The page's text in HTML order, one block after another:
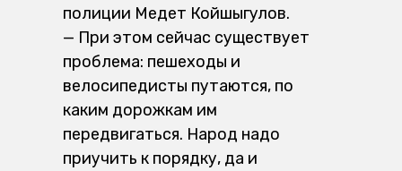
полиции Медет Койшыгулов.
— При этом сейчас существует
проблема: пешеходы и
велосипедисты путаются, по
каким дорожкам им
передвигаться. Народ надо
приучить к порядку, да и